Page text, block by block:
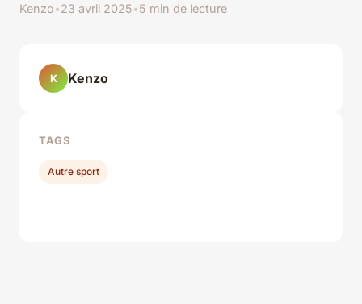
Kenzo•23 avril 2025•5 min de lecture
K Kenzo
TAGS
Autre sport